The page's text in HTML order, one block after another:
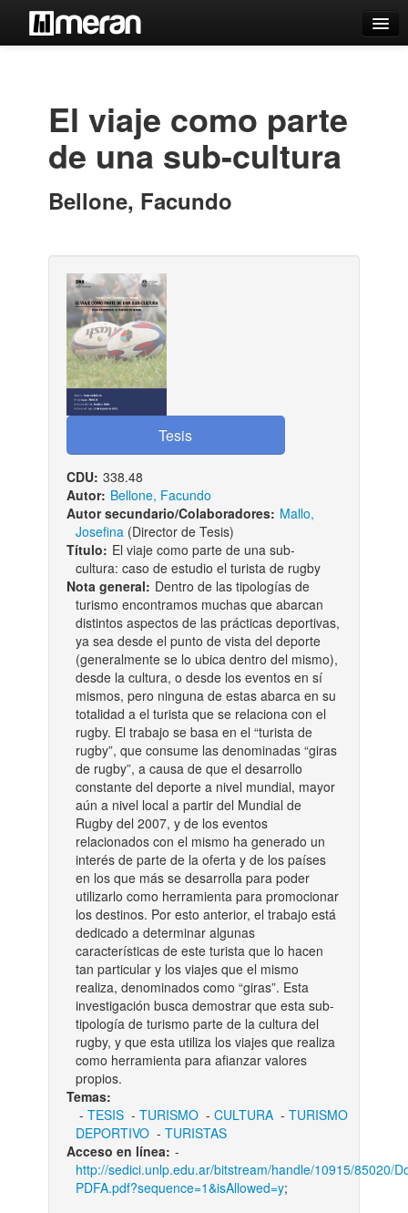
Estantes Virtuales
Iniciar sesión
El viaje como parte
de una sub-cultura
Bellone, Facundo
CDU: 338.48
Autor: Bellone, Facundo
Autor secundario/Colaboradores: Mallo,
Josefina (Director de Tesis)
Título: El viaje como parte de una sub-
cultura: caso de estudio el turista de rugby
Nota general: Dentro de las tipologías de
turismo encontramos muchas que abarcan
distintos aspectos de las prácticas deportivas,
ya sea desde el punto de vista del deporte
(generalmente se lo ubica dentro del mismo),
desde la cultura, o desde los eventos en sí
mismos, pero ninguna de estas abarca en su
totalidad a el turista que se relaciona con el
rugby. El trabajo se basa en el “turista de
rugby”, que consume las denominadas “giras
de rugby”, a causa de que el desarrollo
constante del deporte a nivel mundial, mayor
aún a nivel local a partir del Mundial de
Rugby del 2007, y de los eventos
relacionados con el mismo ha generado un
interés de parte de la oferta y de los países
en los que más se desarrolla para poder
utilizarlo como herramienta para promocionar
los destinos. Por esto anterior, el trabajo está
dedicado a determinar algunas
características de este turista que lo hacen
tan particular y los viajes que el mismo
realiza, denominados como “giras”. Esta
investigación busca demostrar que esta sub-
tipología de turismo parte de la cultura del
rugby, y que esta utiliza los viajes que realiza
como herramienta para afianzar valores
propios.
Temas:
- TESIS- TURISMO- CULTURA- TURISMO
DEPORTIVO- TURISTAS
Acceso en línea: -
http://sedici.unlp.edu.ar/bitstream/handle/10915/85020/
PDFA.pdf?sequence=1&isAllowed=y;